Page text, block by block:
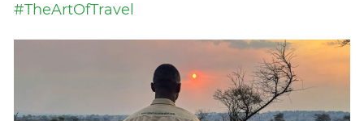
#TheArtOfTravel